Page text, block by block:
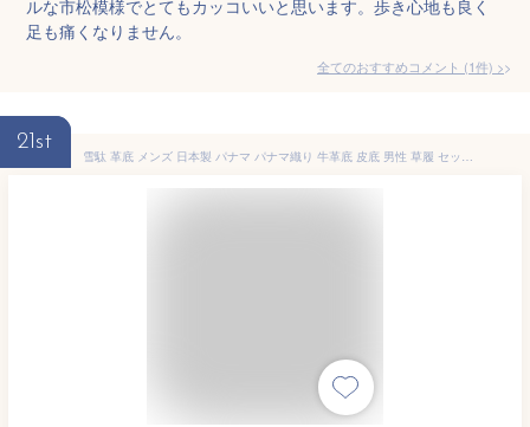
ルな市松模様でとてもカッコいいと思います。歩き心地も良く
足も痛くなりません。
全てのおすすめコメント (1件) >
21st
雪駄 革底 メンズ 日本製 パナマ パナマ織り 牛革底 皮底 男性 草履 セッタ 竹春 本革底 パナマ雪駄 鼻緒アソート (kh-pnm-MEN-light) 痛くない 大きいサイズ 祭り 浴衣 SETTA 父の日 敬老 サンダル おしゃれ 快適、爽快な履き心地 [宅配B]【送料無料】